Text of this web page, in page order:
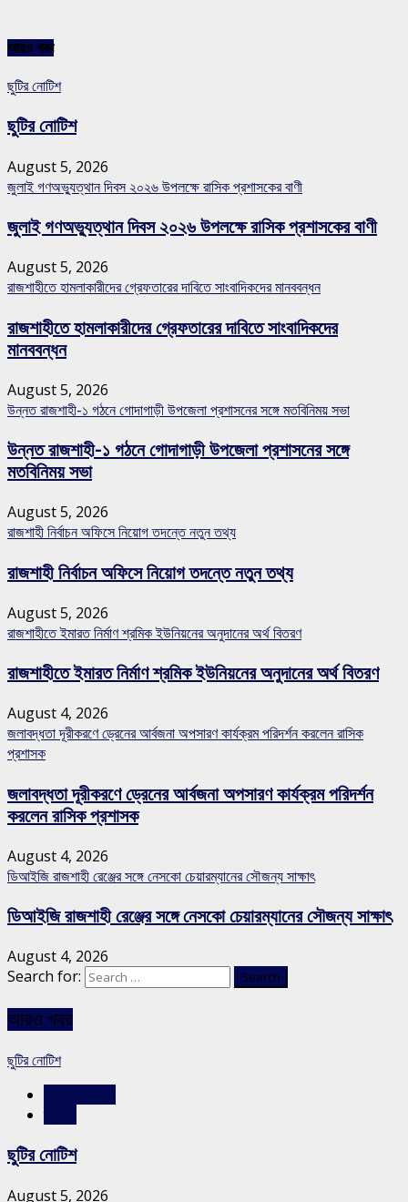
আরও খবর
ছুটির নোটিশ
ছুটির নোটিশ
August 5, 2026
জুলাই গণঅভ্যুত্থান দিবস ২০২৬ উপলক্ষে রাসিক প্রশাসকের বাণী
জুলাই গণঅভ্যুত্থান দিবস ২০২৬ উপলক্ষে রাসিক প্রশাসকের বাণী
August 5, 2026
রাজশাহীতে হামলাকারীদের গ্রেফতারের দাবিতে সাংবাদিকদের মানববন্ধন
রাজশাহীতে হামলাকারীদের গ্রেফতারের দাবিতে সাংবাদিকদের
মানববন্ধন
August 5, 2026
উন্নত রাজশাহী-১ গঠনে গোদাগাড়ী উপজেলা প্রশাসনের সঙ্গে মতবিনিময় সভা
উন্নত রাজশাহী-১ গঠনে গোদাগাড়ী উপজেলা প্রশাসনের সঙ্গে
মতবিনিময় সভা
August 5, 2026
রাজশাহী নির্বাচন অফিসে নিয়োগ তদন্তে নতুন তথ্য
রাজশাহী নির্বাচন অফিসে নিয়োগ তদন্তে নতুন তথ্য
August 5, 2026
রাজশাহীতে ইমারত নির্মাণ শ্রমিক ইউনিয়নের অনুদানের অর্থ বিতরণ
রাজশাহীতে ইমারত নির্মাণ শ্রমিক ইউনিয়নের অনুদানের অর্থ বিতরণ
August 4, 2026
জলাবদ্ধতা দূরীকরণে ড্রেনের আর্বজনা অপসারণ কার্যক্রম পরিদর্শন করলেন রাসিক
প্রশাসক
জলাবদ্ধতা দূরীকরণে ড্রেনের আর্বজনা অপসারণ কার্যক্রম পরিদর্শন
করলেন রাসিক প্রশাসক
August 4, 2026
ডিআইজি রাজশাহী রেঞ্জের সঙ্গে নেসকো চেয়ারম্যানের সৌজন্য সাক্ষাৎ
ডিআইজি রাজশাহী রেঞ্জের সঙ্গে নেসকো চেয়ারম্যানের সৌজন্য সাক্ষাৎ
August 4, 2026
Search for:
আরও খবর
ছুটির নোটিশ
ছুটির নোটিশ
August 5, 2026